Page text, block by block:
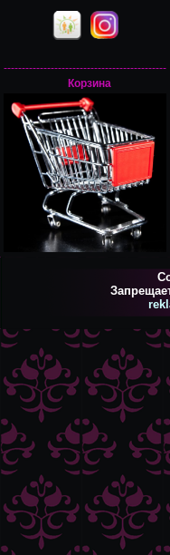
---------------------------------------------
Корзина